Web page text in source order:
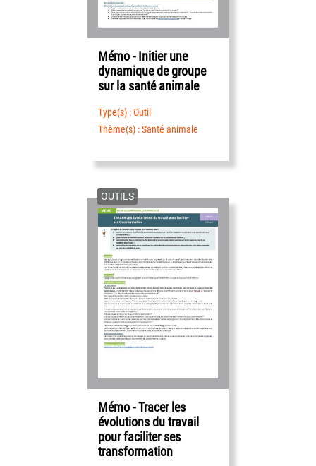
Mémo - Initier une
dynamique de groupe
sur la santé animale
Type(s) : Outil
Thème(s) : Santé animale
OUTILS
Mémo - Tracer les
évolutions du travail
pour faciliter ses
transformation